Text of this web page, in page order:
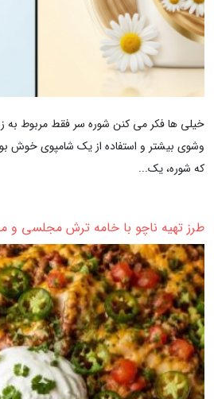
خیلی ها فکر می کنن شوره سر فقط مربوط
وشوی بیشتر و استفاده از یک شامپوی خوش
که شوره، یک...
طرز تهیه ناچو با خامه ترش مجلسی و